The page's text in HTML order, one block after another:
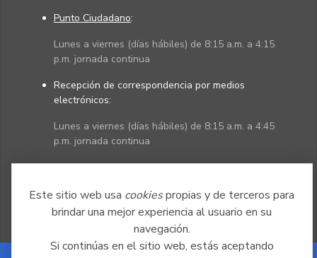
Este sitio web usa cookiespropias y de terceros para
brindar una mejor experiencia al usuario en su
navegación.
Si continúas en el sitio web, estás aceptando
Punto Ciudadano:
Lunes a viernes (días hábiles) de 8:15 a.m. a 4:15
p.m. jornada continua
Recepción de correspondencia por medios
electrónicos:
Lunes a viernes (días hábiles) de 8:15 a.m. a 4:45
p.m. jornada continua